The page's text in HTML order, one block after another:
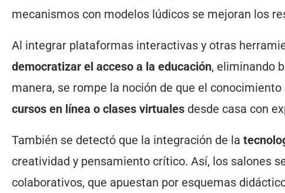
mecanismos con modelos lúdicos se mejoran los
Al integrar plataformas interactivas y otras
democratizar el acceso a la educación, eliminando
manera, se rompe la noción de que el
cursos en línea o clases virtuales desde casa con
También se detectó que la integración de la
creatividad y pensamiento crítico. Así, los salones
colaborativos, que apuestan por esquemas